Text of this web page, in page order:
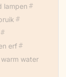
lampen
erf
water